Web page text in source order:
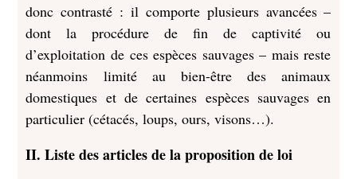
donc contrasté : il comporte plusieurs avancées –
dont la procédure de fin de captivité ou
d’exploitation de ces espèces sauvages – mais reste
néanmoins limité au bien-être des animaux
domestiques et de certaines espèces sauvages en
particulier (cétacés, loups, ours, visons…).
II. Liste des articles de la proposition de loi